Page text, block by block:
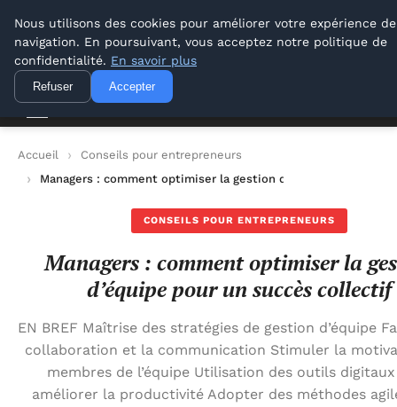
Lyon Photos
Lyon Photos
Accueil
Conseils pour entrepreneurs
Managers : comment optimiser la gestion d’équipe pour un
CONSEILS POUR ENTREPRENEURS
Managers : comment optimiser la
d’équipe pour un succès collectif
EN BREF Maîtrise des stratégies de gestion d’équipe
collaboration et la communication Stimuler la
membres de l’équipe Utilisation des outils
améliorer la productivité Adopter des méthodes
Nous utilisons des cookies pour améliorer votre expérience de
navigation. En poursuivant, vous acceptez notre politique de
confidentialité. En savoir plus
Refuser Accepter